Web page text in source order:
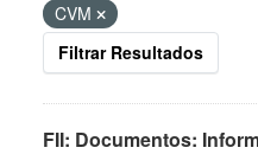
CVM
Filtrar Resultados
FII: Documentos: